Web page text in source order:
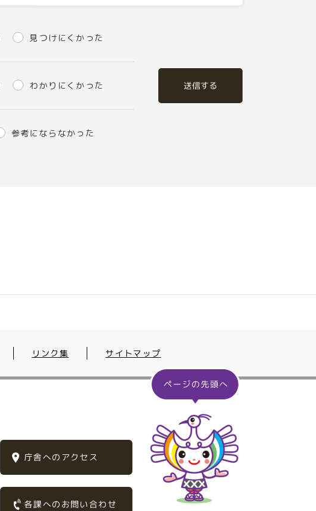
見つけにくかった
わかりにくかった
参考にならなかった
送信する
リンク集 サイトマップ
庁舎へのアクセス
各課へのお問い合わせ